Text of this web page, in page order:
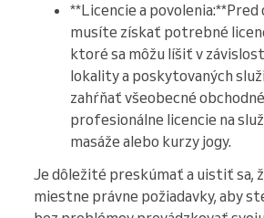
**Licencie a
musíte získať potrebné
ktoré sa môžu líšiť v
lokality a poskytovaných
zahŕňať všeobecné
profesionálne licencie na
masáže alebo kurzy jogy.
Je dôležité preskúmať a uistiť sa,
miestne právne požiadavky, aby